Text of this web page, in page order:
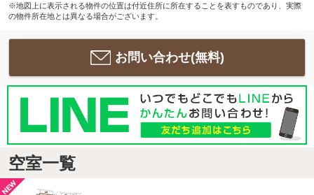
※地図上に表示される物件の位置は付近住所に所在することを表すものであり、実際
の物件所在地とは異なる場合がございます。
お問い合わせ(無料)
空室一覧